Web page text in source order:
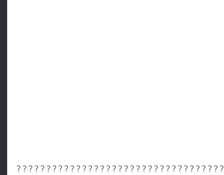
???????????????????????????????????